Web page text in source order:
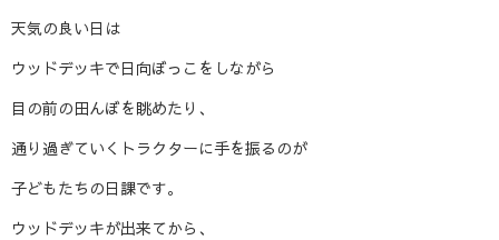
お問い合わせ
天気の良い日は
ウッドデッキで日向ぼっこをしながら
目の前の田んぼを眺めたり、
通り過ぎていくトラクターに手を振るのが
子どもたちの日課です。
ウッドデッキが出来てから、